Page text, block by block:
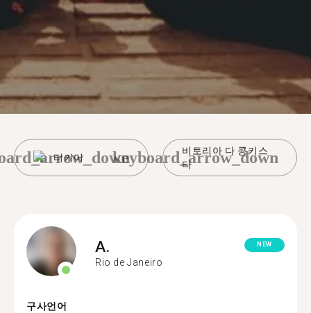
터키어
비토리아 다 콩키스
타
keyboard_arrow_down
A.
Rio de Janeiro
NEW
구사언어